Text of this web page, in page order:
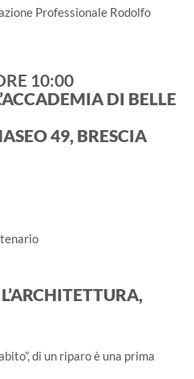
Professionale Rodolfo
10:00
DI BELLE
49, BRESCIA
di un riparo è una prima